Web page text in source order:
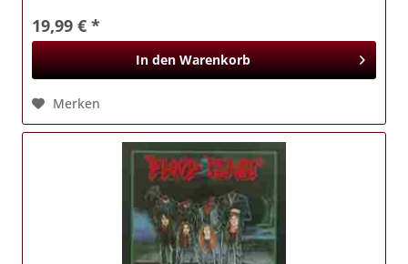
19,99 € *
In den Warenkorb
Merken